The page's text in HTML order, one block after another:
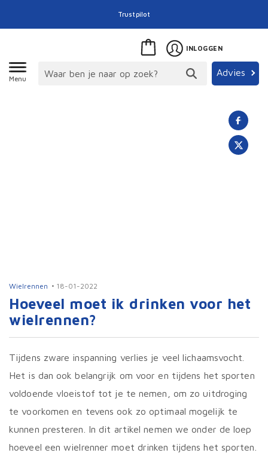
Trustpilot
Menu
Advies
INLOGGEN
Wielrennen 18-01-2022
Hoeveel moet ik drinken voor het
wielrennen?
Tijdens zware inspanning verlies je veel lichaamsvocht.
Het is dan ook belangrijk om voor en tijdens het sporten
voldoende vloeistof tot je te nemen, om zo uitdroging
te voorkomen en tevens ook zo optimaal mogelijk te
kunnen presteren. In dit artikel nemen we onder de loep
hoeveel een wielrenner moet drinken tijdens het sporten.